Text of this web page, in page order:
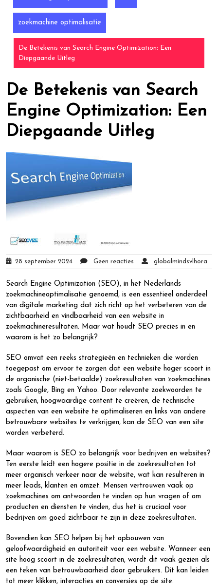
zoekmachine optimalisatie
De Betekenis van Search Engine Optimization: Een
Diepgaande Uitleg
De Betekenis van Search
Engine Optimization: Een
Diepgaande Uitleg
28 september 2024 Geen reacties globalmindsvlhora
Search Engine Optimization (SEO), in het Nederlands
zoekmachineoptimalisatie genoemd, is een essentieel onderdeel
van digitale marketing dat zich richt op het verbeteren van de
zichtbaarheid en vindbaarheid van een website in
zoekmachineresultaten. Maar wat houdt SEO precies in en
waarom is het zo belangrijk?
SEO omvat een reeks strategieën en technieken die worden
toegepast om ervoor te zorgen dat een website hoger scoort in
de organische (niet-betaalde) zoekresultaten van zoekmachines
zoals Google, Bing en Yahoo. Door relevante zoekwoorden te
gebruiken, hoogwaardige content te creëren, de technische
aspecten van een website te optimaliseren en links van andere
betrouwbare websites te verkrijgen, kan de SEO van een site
worden verbeterd.
Maar waarom is SEO zo belangrijk voor bedrijven en websites?
Ten eerste leidt een hogere positie in de zoekresultaten tot
meer organisch verkeer naar de website, wat kan resulteren in
meer leads, klanten en omzet. Mensen vertrouwen vaak op
zoekmachines om antwoorden te vinden op hun vragen of om
producten en diensten te vinden, dus het is cruciaal voor
bedrijven om goed zichtbaar te zijn in deze zoekresultaten.
Bovendien kan SEO helpen bij het opbouwen van
geloofwaardigheid en autoriteit voor een website. Wanneer een
site hoog scoort in de zoekresultaten, wordt dit vaak gezien als
een teken van betrouwbaarheid door gebruikers. Dit kan leiden
tot meer klikken, interacties en conversies op de site.